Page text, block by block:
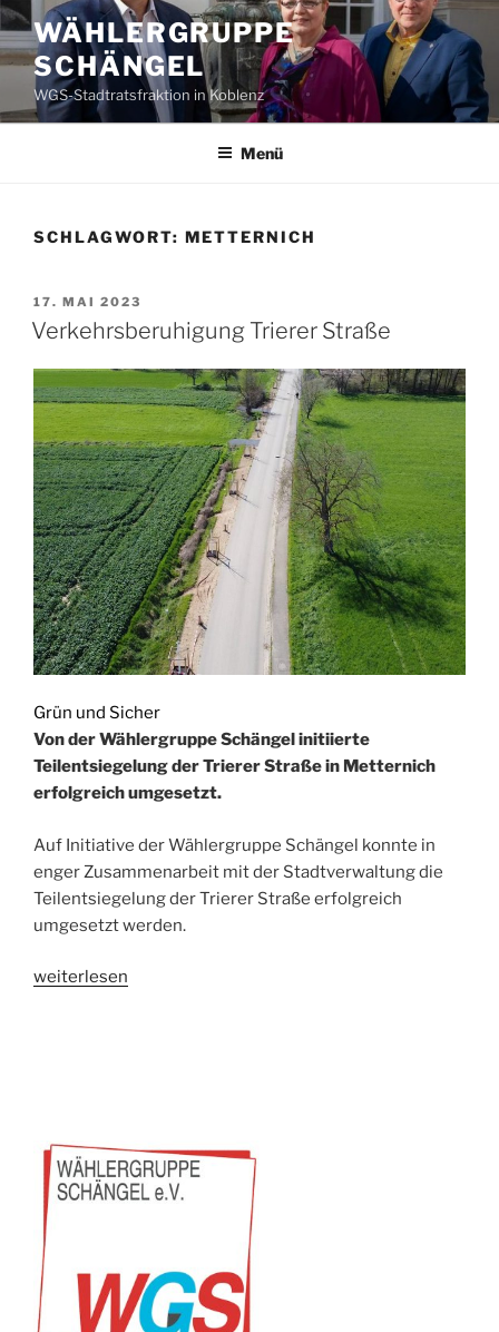
Zum
Inhalt
springen
WÄHLERGRUPPE
SCHÄNGEL
WGS-Stadtratsfraktion in Koblenz
Menü
SCHLAGWORT: METTERNICH
VERÖFFENTLICHT
AM
17. MAI 2023
Verkehrsberuhigung Trierer Straße
Grün und Sicher
Von der Wählergruppe Schängel initiierte
Teilentsiegelung der Trierer Straße in Metternich
erfolgreich umgesetzt.
Auf Initiative der Wählergruppe Schängel konnte in
enger Zusammenarbeit mit der Stadtverwaltung die
Teilentsiegelung der Trierer Straße erfolgreich
umgesetzt werden.
„Verkehrsberuhigung
weiterlesen